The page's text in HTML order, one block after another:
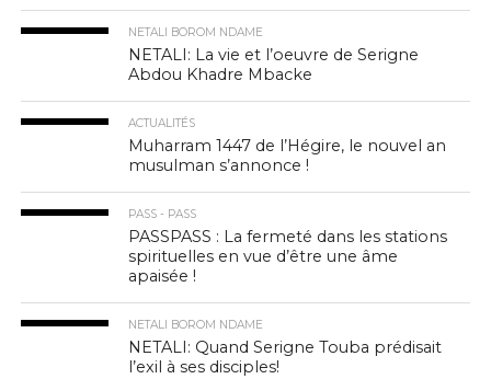
NETALI BOROM NDAME
NETALI: La vie et l’oeuvre de Serigne
Abdou Khadre Mbacke
ACTUALITÉS
Muharram 1447 de l’Hégire, le nouvel an
musulman s’annonce !
PASS - PASS
PASSPASS : La fermeté dans les stations
spirituelles en vue d’être une âme
apaisée !
NETALI BOROM NDAME
NETALI: Quand Serigne Touba prédisait
l’exil à ses disciples!